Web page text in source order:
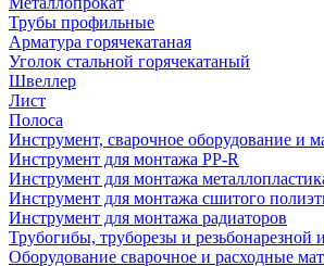
Трубы профильные
Арматура горячекатаная
Уголок стальной горячекатаный
Швеллер
Лист
Полоса
Инструмент, сварочное оборудование и
Инструмент для монтажа PP-R
Инструмент для монтажа
Инструмент для монтажа сшитого
Инструмент для монтажа радиаторов
Трубогибы, труборезы и резьбонарезной
Оборудование сварочное и расходные